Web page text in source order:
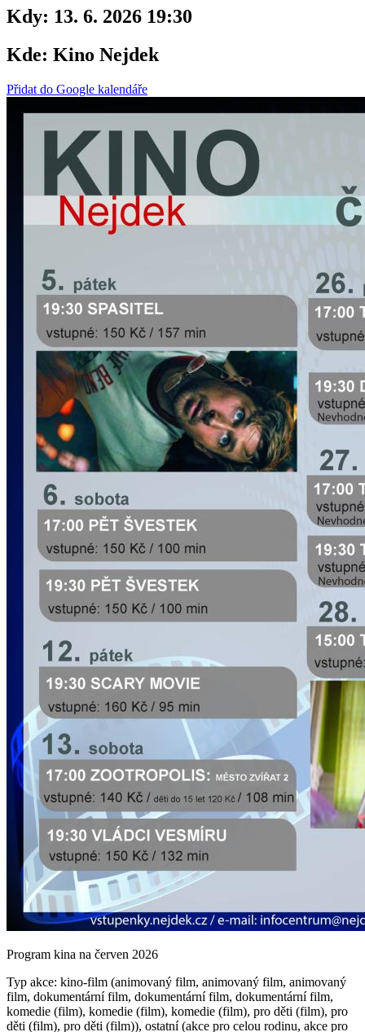
Kdy: 13. 6. 2026 19:30
Kde: Kino Nejdek
Přidat do Google kalendáře
Program kina na červen 2026
Typ akce: kino-film (animovaný film, animovaný film, animovaný
film, dokumentární film, dokumentární film, dokumentární film,
komedie (film), komedie (film), komedie (film), pro děti (film), pro
děti (film), pro děti (film)), ostatní (akce pro celou rodinu, akce pro